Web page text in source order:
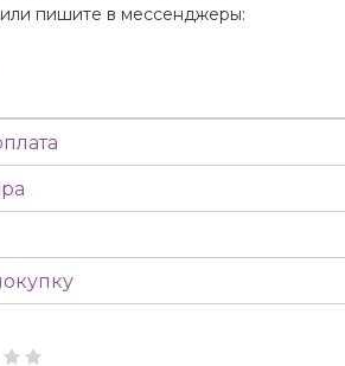
или пишите в мессенджеры: